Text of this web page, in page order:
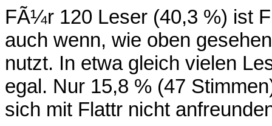
FÃ¼r 120 Leser (40,3 %) ist
auch wenn, wie oben
nutzt. In etwa gleich vielen
egal. Nur 15,8 % (47
sich mit Flattr nicht